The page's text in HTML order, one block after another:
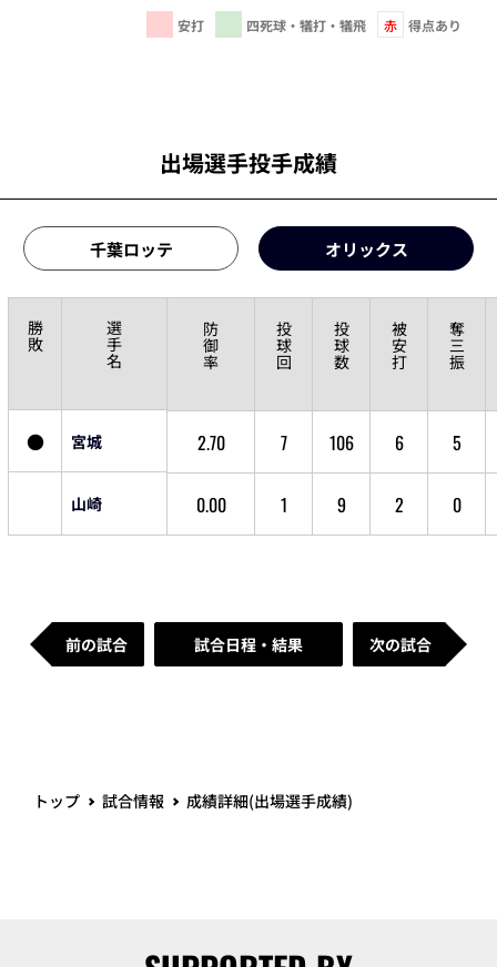
安打 四死球・犠打・犠飛 赤 得点あり
出場選手投手成績
千葉ロッテ オリックス
勝
敗
選
手
名
防
御
率
投
球
回
投
球
数
被
安
打
奪
三
振
● 宮城 2.70 7 106 6 5
山崎 0.00 1 9 2 0
前の試合 試合日程・結果 次の試合
トップ 試合情報 成績詳細(出場選手成績)